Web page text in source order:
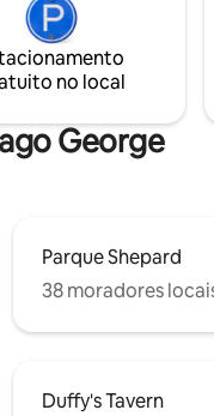
sua
passos
fogueira
café
no local
George
Parque Shepard
38 moradores
Duffy's Tavern